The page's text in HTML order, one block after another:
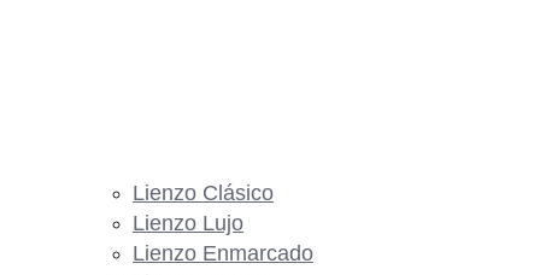
Lienzo Clásico
Lienzo Lujo
Lienzo Enmarcado